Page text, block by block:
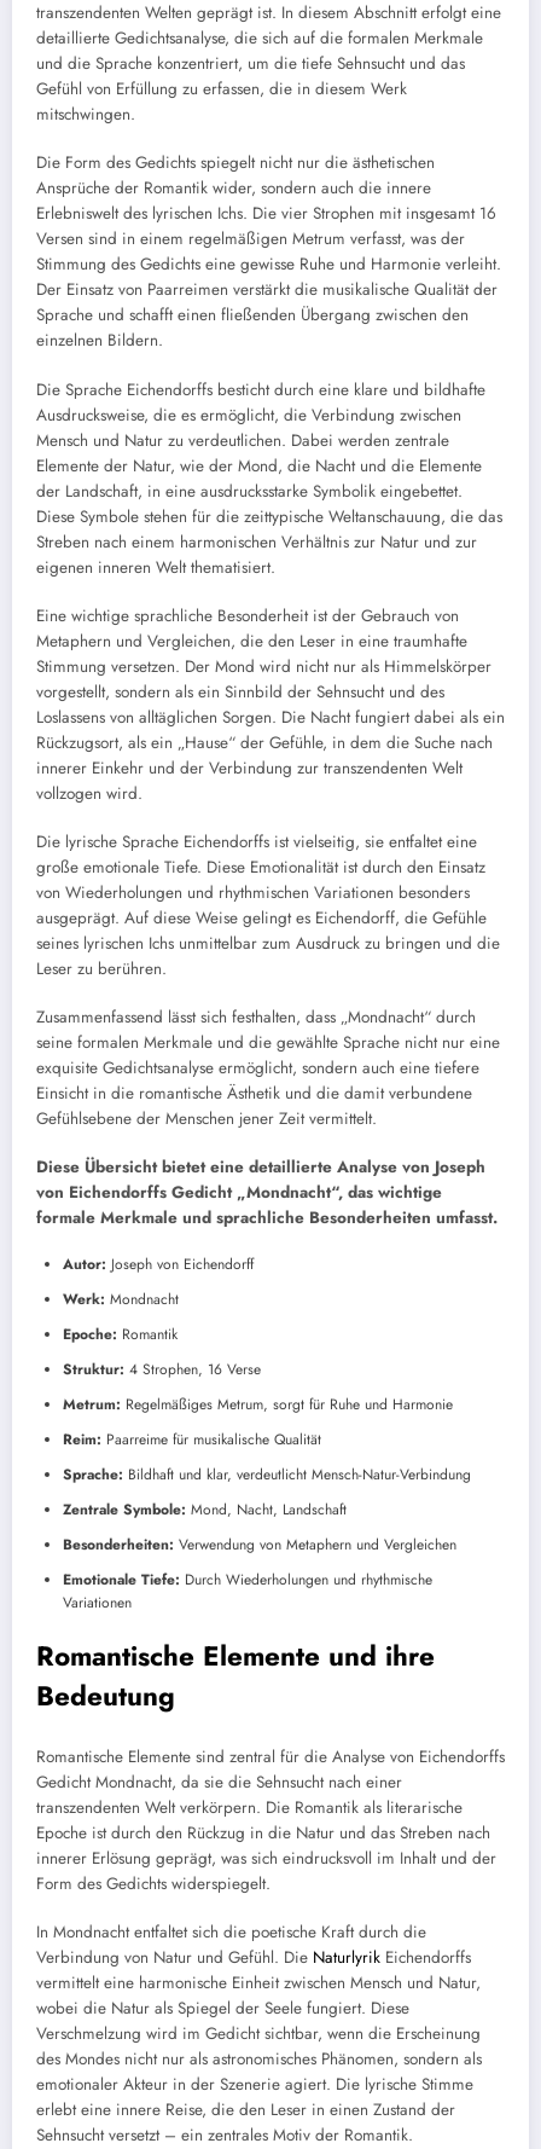
transzendenten Welten geprägt ist. In diesem Abschnitt erfolgt eine
detaillierte Gedichtsanalyse, die sich auf die formalen Merkmale
und die Sprache konzentriert, um die tiefe Sehnsucht und das
Gefühl von Erfüllung zu erfassen, die in diesem Werk
mitschwingen.
Die Form des Gedichts spiegelt nicht nur die ästhetischen
Ansprüche der Romantik wider, sondern auch die innere
Erlebniswelt des lyrischen Ichs. Die vier Strophen mit insgesamt 16
Versen sind in einem regelmäßigen Metrum verfasst, was der
Stimmung des Gedichts eine gewisse Ruhe und Harmonie verleiht.
Der Einsatz von Paarreimen verstärkt die musikalische Qualität der
Sprache und schafft einen fließenden Übergang zwischen den
einzelnen Bildern.
Die Sprache Eichendorffs besticht durch eine klare und bildhafte
Ausdrucksweise, die es ermöglicht, die Verbindung zwischen
Mensch und Natur zu verdeutlichen. Dabei werden zentrale
Elemente der Natur, wie der Mond, die Nacht und die Elemente
der Landschaft, in eine ausdrucksstarke Symbolik eingebettet.
Diese Symbole stehen für die zeittypische Weltanschauung, die das
Streben nach einem harmonischen Verhältnis zur Natur und zur
eigenen inneren Welt thematisiert.
Eine wichtige sprachliche Besonderheit ist der Gebrauch von
Metaphern und Vergleichen, die den Leser in eine traumhafte
Stimmung versetzen. Der Mond wird nicht nur als Himmelskörper
vorgestellt, sondern als ein Sinnbild der Sehnsucht und des
Loslassens von alltäglichen Sorgen. Die Nacht fungiert dabei als ein
Rückzugsort, als ein „Hause“ der Gefühle, in dem die Suche nach
innerer Einkehr und der Verbindung zur transzendenten Welt
vollzogen wird.
Die lyrische Sprache Eichendorffs ist vielseitig, sie entfaltet eine
große emotionale Tiefe. Diese Emotionalität ist durch den Einsatz
von Wiederholungen und rhythmischen Variationen besonders
ausgeprägt. Auf diese Weise gelingt es Eichendorff, die Gefühle
seines lyrischen Ichs unmittelbar zum Ausdruck zu bringen und die
Leser zu berühren.
Zusammenfassend lässt sich festhalten, dass „Mondnacht“ durch
seine formalen Merkmale und die gewählte Sprache nicht nur eine
exquisite Gedichtsanalyse ermöglicht, sondern auch eine tiefere
Einsicht in die romantische Ästhetik und die damit verbundene
Gefühlsebene der Menschen jener Zeit vermittelt.
Diese Übersicht bietet eine detaillierte Analyse von Joseph
von Eichendorffs Gedicht „Mondnacht“, das wichtige
formale Merkmale und sprachliche Besonderheiten umfasst.
Autor: Joseph von Eichendorff
Werk: Mondnacht
Epoche: Romantik
Struktur: 4 Strophen, 16 Verse
Metrum: Regelmäßiges Metrum, sorgt für Ruhe und Harmonie
Reim: Paarreime für musikalische Qualität
Sprache: Bildhaft und klar, verdeutlicht Mensch-Natur-Verbindung
Zentrale Symbole: Mond, Nacht, Landschaft
Besonderheiten: Verwendung von Metaphern und Vergleichen
Emotionale Tiefe: Durch Wiederholungen und rhythmische
Variationen
Romantische Elemente und ihre
Bedeutung
Romantische Elemente sind zentral für die Analyse von Eichendorffs
Gedicht Mondnacht, da sie die Sehnsucht nach einer
transzendenten Welt verkörpern. Die Romantik als literarische
Epoche ist durch den Rückzug in die Natur und das Streben nach
innerer Erlösung geprägt, was sich eindrucksvoll im Inhalt und der
Form des Gedichts widerspiegelt.
In Mondnacht entfaltet sich die poetische Kraft durch die
Verbindung von Natur und Gefühl. Die Naturlyrik Eichendorffs
vermittelt eine harmonische Einheit zwischen Mensch und Natur,
wobei die Natur als Spiegel der Seele fungiert. Diese
Verschmelzung wird im Gedicht sichtbar, wenn die Erscheinung
des Mondes nicht nur als astronomisches Phänomen, sondern als
emotionaler Akteur in der Szenerie agiert. Die lyrische Stimme
erlebt eine innere Reise, die den Leser in einen Zustand der
Sehnsucht versetzt – ein zentrales Motiv der Romantik.